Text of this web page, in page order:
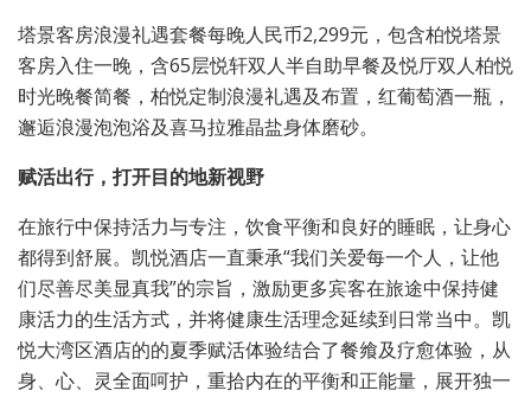
塔景客房浪漫礼遇套餐每晚人民币2,299元，包含柏悦塔景
客房入住一晚，含65层悦轩双人半自助早餐及悦厅双人柏悦
时光晚餐简餐，柏悦定制浪漫礼遇及布置，红葡萄酒一瓶，
邂逅浪漫泡泡浴及喜马拉雅晶盐身体磨砂。
赋活出行，打开目的地新视野
在旅行中保持活力与专注，饮食平衡和良好的睡眠，让身心
都得到舒展。凯悦酒店一直秉承“我们关爱每一个人，让他
们尽善尽美显真我”的宗旨，激励更多宾客在旅途中保持健
康活力的生活方式，并将健康生活理念延续到日常当中。凯
悦大湾区酒店的的夏季赋活体验结合了餐飨及疗愈体验，从
身、心、灵全面呵护，重拾内在的平衡和正能量，展开独一